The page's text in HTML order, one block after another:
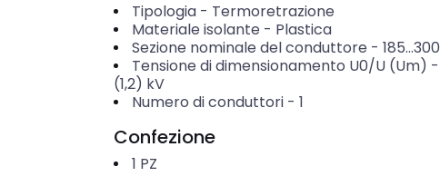
Tipologia- Termoretrazione
Materiale isolante - Plastica
Sezione nominale del conduttore - 185...300
Tensione di dimensionamento U0/U (Um) -
(1,2) kV
Numero di conduttori- 1
Confezione
1 PZ